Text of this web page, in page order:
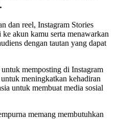
dan reel, Instagram Stories
akun kamu serta menawarkan
dengan tautan yang dapat
memposting di Instagram
meningkatkan kehadiran
untuk membuat media sosial
memang membutuhkan